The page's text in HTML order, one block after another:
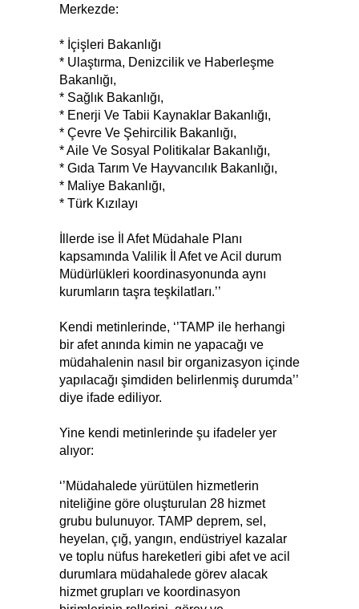
Merkezde:
* İçişleri Bakanlığı
* Ulaştırma, Denizcilik ve Haberleşme
Bakanlığı,
* Sağlık Bakanlığı,
* Enerji Ve Tabii Kaynaklar Bakanlığı,
* Çevre Ve Şehircilik Bakanlığı,
* Aile Ve Sosyal Politikalar Bakanlığı,
* Gıda Tarım Ve Hayvancılık Bakanlığı,
* Maliye Bakanlığı,
* Türk Kızılayı
İllerde ise İl Afet Müdahale Planı
kapsamında Valilik İl Afet ve Acil durum
Müdürlükleri koordinasyonunda aynı
kurumların taşra teşkilatları.’’
Kendi metinlerinde, ‘’TAMP ile herhangi
bir afet anında kimin ne yapacağı ve
müdahalenin nasıl bir organizasyon içinde
yapılacağı şimdiden belirlenmiş durumda’’
diye ifade ediliyor.
Yine kendi metinlerinde şu ifadeler yer
alıyor:
‘’Müdahalede yürütülen hizmetlerin
niteliğine göre oluşturulan 28 hizmet
grubu bulunuyor. TAMP deprem, sel,
heyelan, çığ, yangın, endüstriyel kazalar
ve toplu nüfus hareketleri gibi afet ve acil
durumlara müdahalede görev alacak
hizmet grupları ve koordinasyon